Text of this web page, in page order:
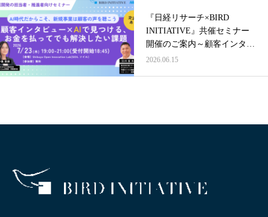
『日経リサーチ×BIRD
INITIATIVE』共催セミナー
開催のご案内～顧客インタビ
ュー×AIで見つける、お金を
2026.06.15